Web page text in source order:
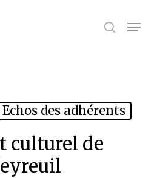
search
Menu
Echos des adhérents
culturel de